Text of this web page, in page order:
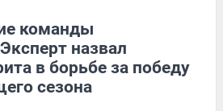
команды
назвал
в борьбе за победу
сезона